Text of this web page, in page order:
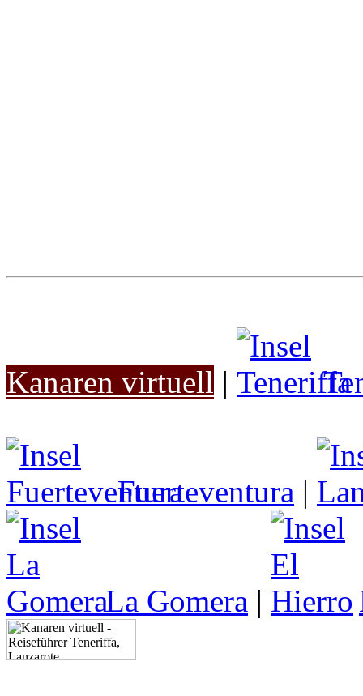
Kanaren virtuell |
Fuerteventura |
La Gomera |